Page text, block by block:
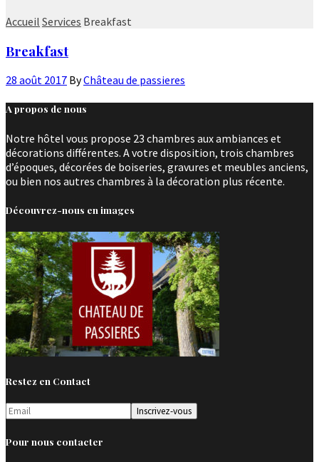
Accueil Services Breakfast
Breakfast
28 août 2017 ByChâteau de passieres
A propos de nous
Notre hôtel vous propose 23 chambres aux ambiances et
décorations différentes. A votre disposition, trois chambres
d’époques, décorées de boiseries, gravures et meubles anciens,
ou bien nos autres chambres à la décoration plus récente.
Découvrez-nous en images
Restez en Contact
Pour nous contacter